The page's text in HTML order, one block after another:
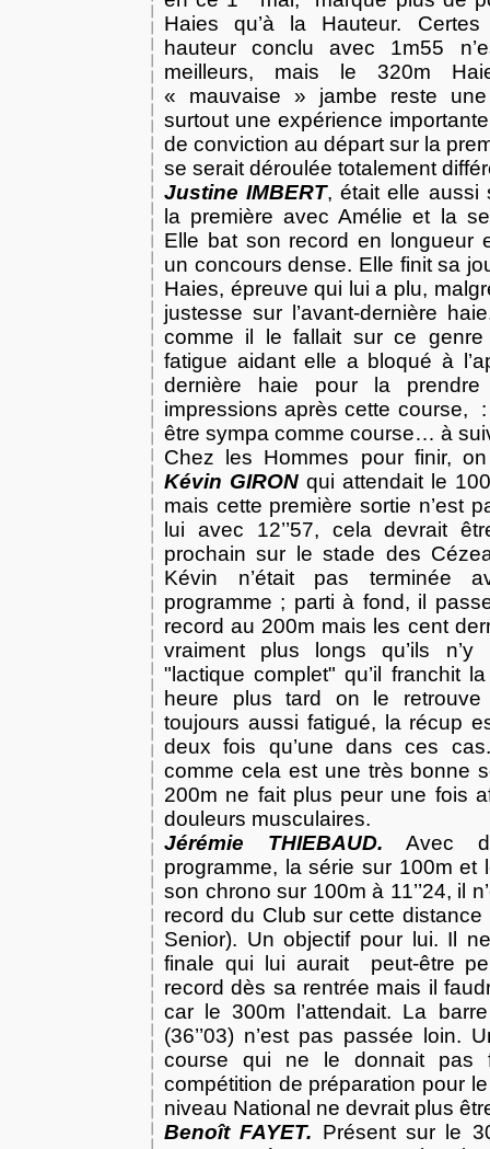
Haies qu’à
la Hauteur. Certes
hauteur conclu avec 1m55
meilleurs, mais le 320m
« mauvaise » jambe reste
surtout une expérience
de conviction au départ sur la
se serait déroulée totalement
Justine IMBERT, était elle aussi
la première avec Amélie et la
Elle bat son record en longueur
un concours dense. Elle finit sa
Haies, épreuve qui lui a plu,
justesse sur l’avant-dernière
comme il le fallait sur ce genre
fatigue aidant elle a bloqué à
dernière haie pour la
impressions après cette course,
être sympa comme course… à
Chez les Hommes pour finir,
Kévin GIRON qui attendait le
mais cette première sortie n’est
lui avec 12’’57, cela devrait
prochain sur le stade des
Kévin n’était pas terminée
programme ; parti à fond, il
record au 200m mais les cent
vraiment plus longs qu’ils n’y
"lactique complet" qu’il franchit
heure plus tard on le
toujours aussi fatigué, la récup
deux fois qu’une dans ces
comme cela est une très bonne
200m ne fait plus peur une fois
douleurs musculaires.
Jérémie THIEBAUD. Avec
programme, la série sur 100m et
son chrono sur 100m à 11’’24, il
record du Club sur cette distance
Senior). Un objectif pour lui. Il
finale qui lui aurait
peut-être
record dès sa rentrée mais il
car le 300m l’attendait. La
(36’’03) n’est pas passée loin.
course qui ne le donnait pas
compétition de préparation pour
niveau National ne devrait plus
Benoît FAYET. Présent sur le